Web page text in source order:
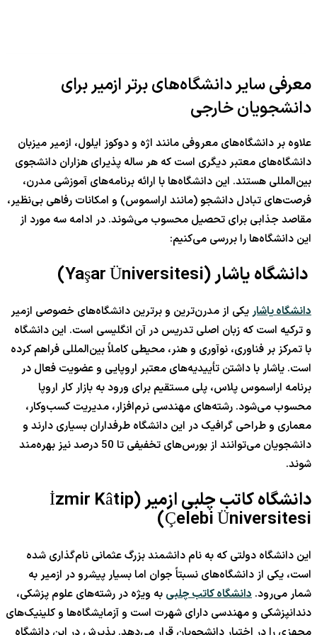
معرفی سایر دانشگاه‌های برتر ازمیر برای
دانشجویان خارجی
علاوه بر دانشگاه‌های معروفی مانند اژه و دوکوز ایلول، ازمیر میزبان
دانشگاه‌های معتبر دیگری است که هر ساله پذیرای هزاران دانشجوی
بین‌المللی هستند. این دانشگاه‌ها با ارائه برنامه‌های آموزشی مدرن،
فرصت‌های تبادل دانشجو (مانند اراسموس) و امکانات رفاهی بی‌نظیر،
مقاصد جذابی برای تحصیل محسوب می‌شوند. در ادامه سه مورد از
این دانشگاه‌ها را بررسی می‌کنیم:
دانشگاه یاشار (Yaşar Üniversitesi)
دانشگاه یاشاریکی از مدرن‌ترین و برترین دانشگاه‌های خصوصی ازمیر
و ترکیه است که زبان اصلی تدریس در آن انگلیسی است. این دانشگاه
با تمرکز بر فناوری، نوآوری و هنر، محیطی کاملاً بین‌المللی فراهم کرده
است. یاشار با داشتن تأییدیه‌های معتبر اروپایی و عضویت فعال در
برنامه اراسموس پلاس، پلی مستقیم برای ورود به بازار کار اروپا
محسوب می‌شود. رشته‌های مهندسی نرم‌افزار، مدیریت کسب‌وکار،
معماری و طراحی گرافیک در این دانشگاه طرفداران بسیاری دارند و
دانشجویان می‌توانند از بورس‌های تخفیفی تا 50 درصد نیز بهره‌مند
شوند.
دانشگاه کاتب چلبی ازمیر (İzmir Kâtip
Çelebi Üniversitesi)
این دانشگاه دولتی که به نام دانشمند بزرگ عثمانی نام‌گذاری شده
است، یکی از دانشگاه‌های نسبتاً جوان اما بسیار پیشرو در ازمیر به
شمار می‌رود. دانشگاه کاتب چلبی به ویژه در رشته‌های علوم پزشکی،
دندانپزشکی و مهندسی دارای شهرت است و آزمایشگاه‌ها و کلینیک‌های